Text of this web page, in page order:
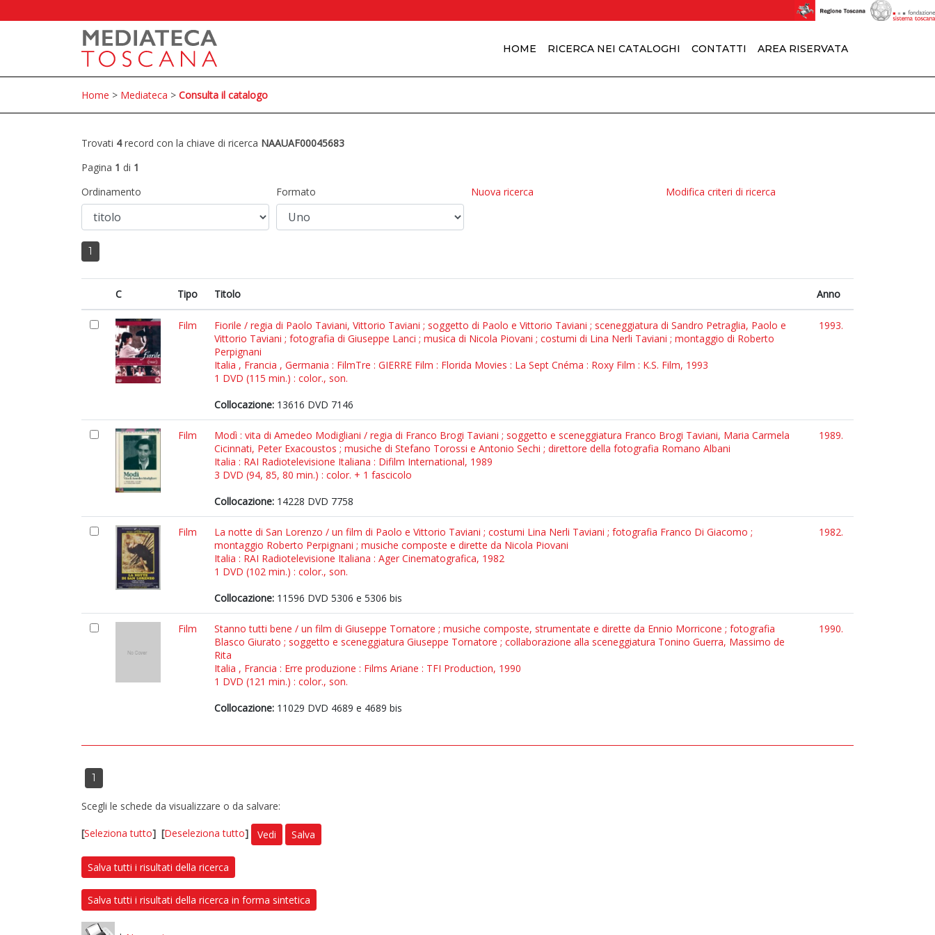
HOME RICERCA NEI CATALOGHI CONTATTI AREA RISERVATA
Home > Mediateca > Consulta il catalogo
Trovati 4record con la chiave di ricerca NAAUAF00045683
Pagina 1 di 1
Ordinamento
Formato Nuova ricerca Modifica criteri di ricerca
1
C Tipo Titolo Anno
Film
Fiorile / regia di Paolo Taviani, Vittorio Taviani ; soggetto di Paolo e Vittorio Taviani ; sceneggiatura di Sandro Petraglia, Paolo e
Vittorio Taviani ; fotografia di Giuseppe Lanci ; musica di Nicola Piovani ; costumi di Lina Nerli Taviani ; montaggio di Roberto
Perpignani
Italia , Francia , Germania : FilmTre : GIERRE Film : Florida Movies : La Sept Cnéma : Roxy Film : K.S. Film, 1993
1 DVD (115 min.) : color., son.
Collocazione: 13616 DVD 7146
1993.
Film
Modì : vita di Amedeo Modigliani / regia di Franco Brogi Taviani ; soggetto e sceneggiatura Franco Brogi Taviani, Maria Carmela
Cicinnati, Peter Exacoustos ; musiche di Stefano Torossi e Antonio Sechi ; direttore della fotografia Romano Albani
Italia : RAI Radiotelevisione Italiana : Difilm International, 1989
3 DVD (94, 85, 80 min.) : color. + 1 fascicolo
Collocazione: 14228 DVD 7758
1989.
Film
La notte di San Lorenzo / un film di Paolo e Vittorio Taviani ; costumi Lina Nerli Taviani ; fotografia Franco Di Giacomo ;
montaggio Roberto Perpignani ; musiche composte e dirette da Nicola Piovani
Italia : RAI Radiotelevisione Italiana : Ager Cinematografica, 1982
1 DVD (102 min.) : color., son.
Collocazione: 11596 DVD 5306 e 5306 bis
1982.
Film
Stanno tutti bene / un film di Giuseppe Tornatore ; musiche composte, strumentate e dirette da Ennio Morricone ; fotografia
Blasco Giurato ; soggetto e sceneggiatura Giuseppe Tornatore ; collaborazione alla sceneggiatura Tonino Guerra, Massimo de
Rita
Italia , Francia : Erre produzione : Films Ariane : TFI Production, 1990
1 DVD (121 min.) : color., son.
Collocazione: 11029 DVD 4689 e 4689 bis
1990.
1
Scegli le schede da visualizzare o da salvare:
[Seleziona tutto] [Deseleziona tutto] Vedi Salva
Salva tutti i risultati della ricerca
Salva tutti i risultati della ricerca in forma sintetica